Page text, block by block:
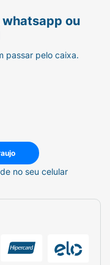
whatsapp ou
passar pelo caixa.
no seu celular